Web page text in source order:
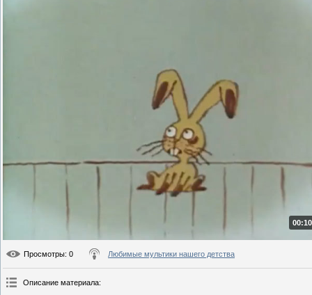
Просмотры: 0 Любимые мультики нашего детства
Описание материала: